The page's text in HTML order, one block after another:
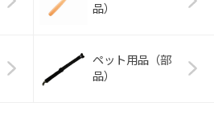
品）
ペット用品（部
品）